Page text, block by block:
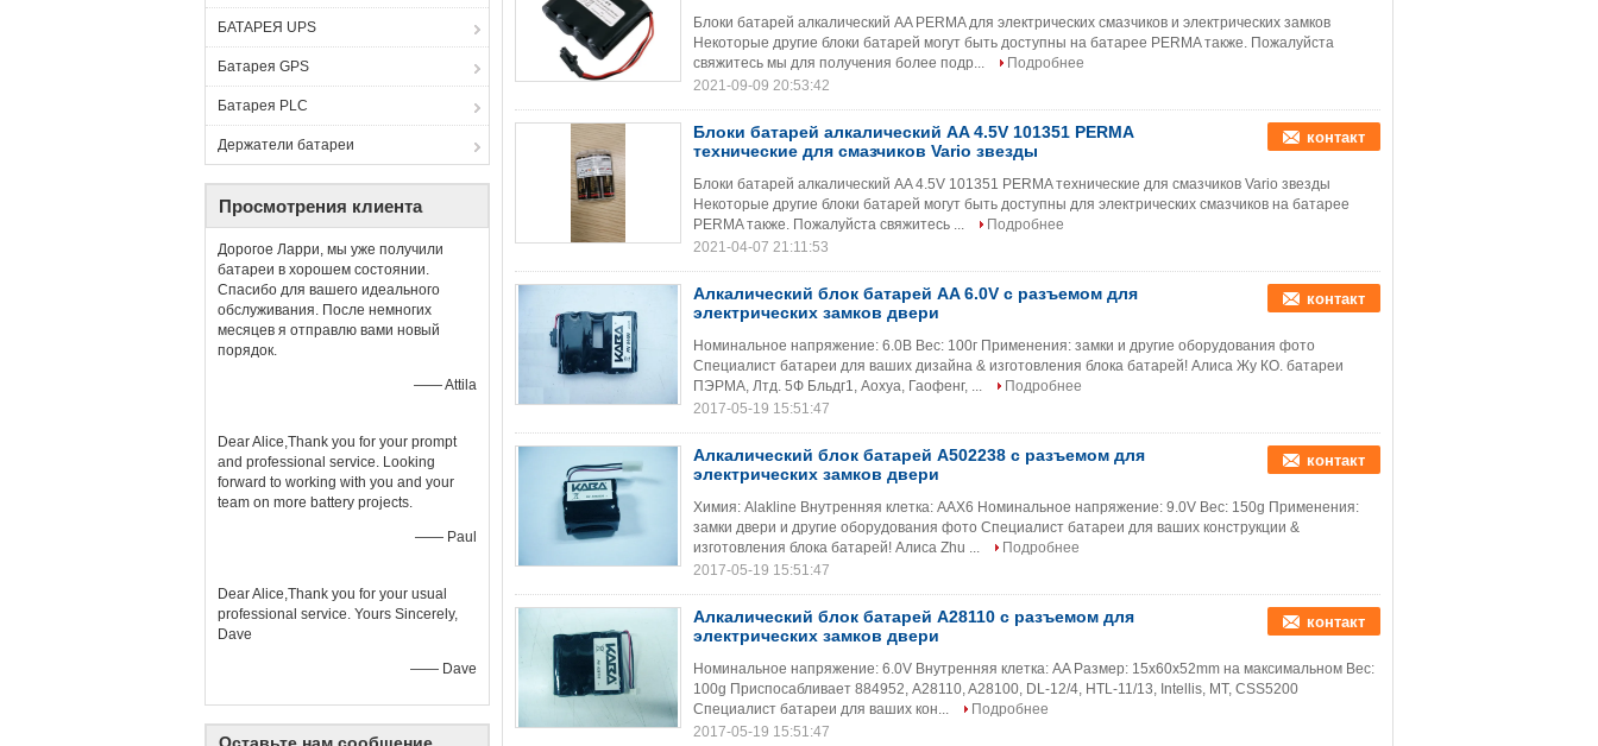
БАТАРЕЯ UPS
Батарея GPS
Батарея PLC
Держатели батареи
Просмотрения клиента
Дорогое Ларри, мы уже получили
батареи в хорошем состоянии.
Спасибо для вашего идеального
обслуживания. После немногих
месяцев я отправлю вами новый
порядок.
—— Attila
Dear Alice,Thank you for your prompt
and professional service. Looking
forward to working with you and your
team on more battery projects.
—— Paul
Dear Alice,Thank you for your usual
professional service. Yours Sincerely,
Dave
—— Dave
Блоки батарей алкалический AA PERMA для электрических смазчиков и электрических замков
Некоторые другие блоки батарей могут быть доступны на батарее PERMA также. Пожалуйста
свяжитесь мы для получения более подр...
Подробнее
2021-09-09 20:53:42
Блоки батарей алкалический AA 4.5V 101351 PERMA
технические для смазчиков Vario звезды
контакт
Блоки батарей алкалический AA 4.5V 101351 PERMA технические для смазчиков Vario звезды
Некоторые другие блоки батарей могут быть доступны для электрических смазчиков на батарее
PERMA также. Пожалуйста свяжитесь ...
Подробнее
2021-04-07 21:11:53
Алкалический блок батарей AA 6.0V с разъемом для
электрических замков двери
контакт
Номинальное напряжение: 6.0В Вес: 100г Применения: замки и другие оборудования фото
Специалист батареи для ваших дизайна & изготовления блока батарей! Алиса Жу КО. батареи
ПЭРМА, Лтд. 5Ф Бльдг1, Аохуа, Гаофенг, ...
Подробнее
2017-05-19 15:51:47
Алкалический блок батарей A502238 с разъемом для
электрических замков двери
контакт
Химия: Alakline Внутренняя клетка: AAX6 Номинальное напряжение: 9.0V Вес: 150g Применения:
замки двери и другие оборудования фото Специалист батареи для ваших конструкции &
изготовления блока батарей! Алиса Zhu ...
Подробнее
2017-05-19 15:51:47
Алкалический блок батарей A28110 с разъемом для
электрических замков двери
контакт
Номинальное напряжение: 6.0V Внутренняя клетка: AA Размер: 15x60x52mm на максимальном Вес:
100g Приспосабливает 884952, A28110, A28100, DL-12/4, HTL-11/13, Intellis, MT, CSS5200
Специалист батареи для ваших кон...
Подробнее
2017-05-19 15:51:47